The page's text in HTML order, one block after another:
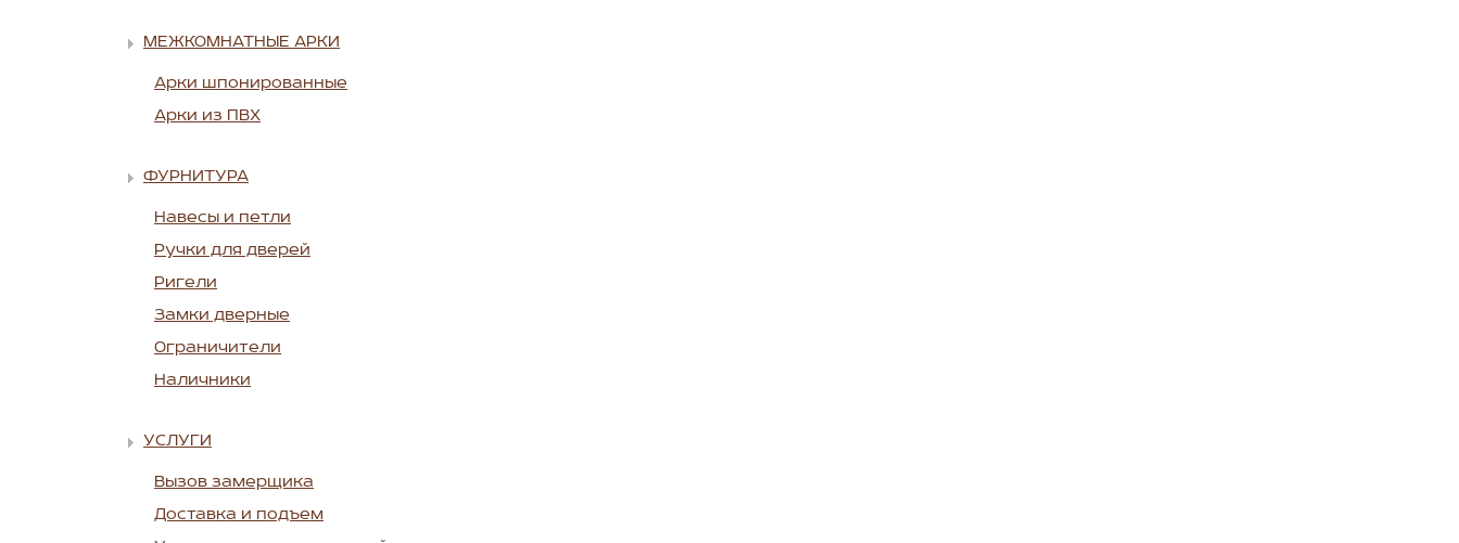
МЕЖКОМНАТНЫЕ АРКИ
Арки шпонированные
Арки из ПВХ
ФУРНИТУРА
Навесы и петли
Ручки для дверей
Ригели
Замки дверные
Ограничители
Наличники
УСЛУГИ
Вызов замерщика
Доставка и подъем